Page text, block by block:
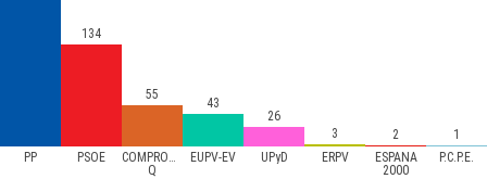
PP PSOE
COMPROMÍS-
Q
EUPV-EV UPyD ERPV
ESPAÑA
2000
P.C.P.E.
134
55
43
26
3
2 1